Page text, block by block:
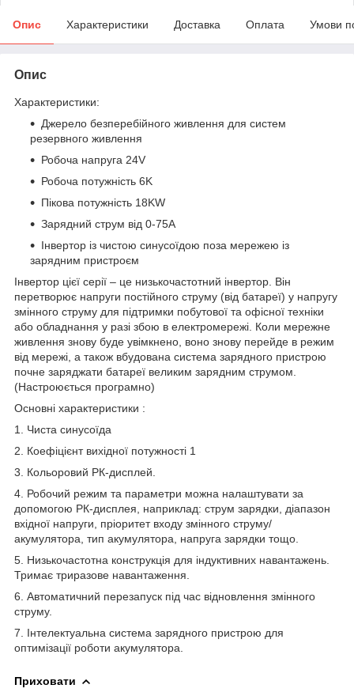
Опис Характеристики Доставка Оплата Умови
Опис
Характеристики:
Джерело безперебійного живлення для систем
резервного живлення
Робоча напруга 24V
Робоча потужність 6K
Пікова потужність 18KW
Зарядний струм від 0-75А
Інвертор із чистою синусоїдою поза мережею із
зарядним пристроєм
Інвертор цієї серії – це низькочастотний інвертор. Він
перетворює напруги постійного струму (від батареї) у напругу
змінного струму для підтримки побутової та офісної техніки
або обладнання у разі збою в електромережі. Коли мережне
живлення знову буде увімкнено, воно знову перейде в режим
від мережі, а також вбудована система зарядного пристрою
почне заряджати батареї великим зарядним струмом.
(Настроюється програмно)
Основні характеристики :
1. Чиста синусоїда
2. Коефіцієнт вихідної потужності 1
3. Кольоровий РК-дисплей.
4. Робочий режим та параметри можна налаштувати за
допомогою РК-дисплея, наприклад: струм зарядки, діапазон
вхідної напруги, пріоритет входу змінного струму/
акумулятора, тип акумулятора, напруга зарядки тощо.
5. Низькочастотна конструкція для індуктивних навантажень.
Тримає триразове навантаження.
6. Автоматичний перезапуск під час відновлення змінного
струму.
7. Інтелектуальна система зарядного пристрою для
оптимізації роботи акумулятора.
Приховати